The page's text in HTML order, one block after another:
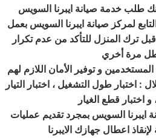
طلب خدمة صيانة ايبرنا السويس
لمركز صيانة ايبرنا السويس بعمل
ترك المنزل للتأكد من عدم تكرار
مرة أخري
و توفير الأمان اللازم لهم
: اختبار طول التشغيل ، اختبار التيار
و اختبار قطع الغيار
ايبرنا السويس بمجرد تقديم عمليات